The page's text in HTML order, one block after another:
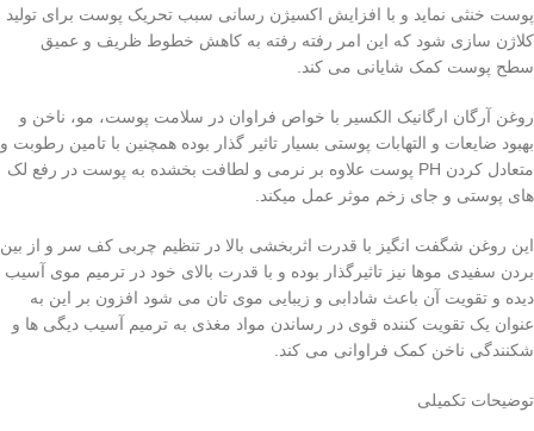
پوست خنثی نماید و با افزایش اکسیژن رسانی سبب تحریک پوست برای تولید
کلاژن سازی شود که این امر رفته رفته به کاهش خطوط ظریف و عمیق
سطح پوست کمک شایانی می کند.
روغن آرگان ارگانیک الکسیر با خواص فراوان در سلامت پوست، مو، ناخن و
بهبود ضایعات و التهابات پوستی بسیار تاثیر گذار بوده همچنین با تامین رطوبت و
متعادل کردن PH پوست علاوه بر نرمی و لطافت بخشده به پوست در رفع لک
های پوستی و جای زخم موثر عمل میکند.
این روغن شگفت انگیز با قدرت اثربخشی بالا در تنظیم چربی کف سر و از بین
بردن سفیدی موها نیز تاثیرگذار بوده و با قدرت بالای خود در ترمیم موی آسیب
دیده و تقویت آن باعث شادابی و زیبایی موی تان می شود افزون بر این به
عنوان یک تقویت کننده قوی در رساندن مواد مغذی به ترمیم آسیب دیگی ها و
شکنندگی ناخن کمک فراوانی می کند.
توضیحات تکمیلی